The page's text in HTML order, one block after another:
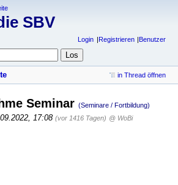
SBV
Login Registrieren Benutzer
in Thread öffnen
Seminar (Seminare / Fortbildung)
17:08 (vor 1416 Tagen) @ WoBi